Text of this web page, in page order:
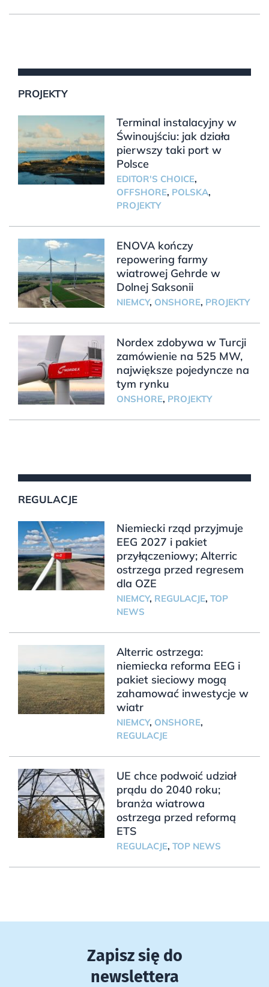
PROJEKTY
Terminal instalacyjny w
Świnoujściu: jak działa
pierwszy taki port w
Polsce
EDITOR'S CHOICE,
OFFSHORE, POLSKA,
PROJEKTY
ENOVA kończy
repowering farmy
wiatrowej Gehrde w
Dolnej Saksonii
NIEMCY, ONSHORE, PROJEKTY
Nordex zdobywa w Turcji
zamówienie na 525 MW,
największe pojedyncze na
tym rynku
ONSHORE, PROJEKTY
REGULACJE
Niemiecki rząd przyjmuje
EEG 2027 i pakiet
przyłączeniowy; Alterric
ostrzega przed regresem
dla OZE
NIEMCY, REGULACJE, TOP
NEWS
Alterric ostrzega:
niemiecka reforma EEG i
pakiet sieciowy mogą
zahamować inwestycje w
wiatr
NIEMCY, ONSHORE,
REGULACJE
UE chce podwoić udział
prądu do 2040 roku;
branża wiatrowa
ostrzega przed reformą
ETS
REGULACJE, TOP NEWS
Zapisz się do
newslettera